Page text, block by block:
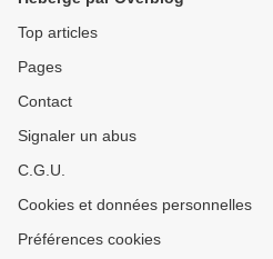
Top articles
Pages
Contact
Signaler un abus
C.G.U.
Cookies et données personnelles
Préférences cookies